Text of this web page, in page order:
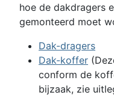
hoe de dakdragers
gemonteerd moet
Dak-dragers
Dak-koffer
conform de
bijzaak, zie